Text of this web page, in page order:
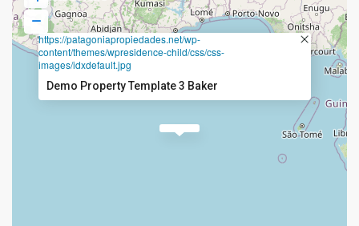
https://patagoniapropiedades.net/wp-
content/themes/wpresidence-child/css/css-
images/idxdefault.jpg
Demo Property Template 3 Baker